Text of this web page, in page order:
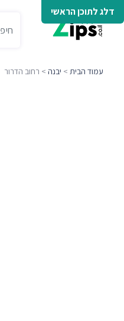
דלג לתוכן הראשי
עמוד הבית > יבנה > רחוב הדרור